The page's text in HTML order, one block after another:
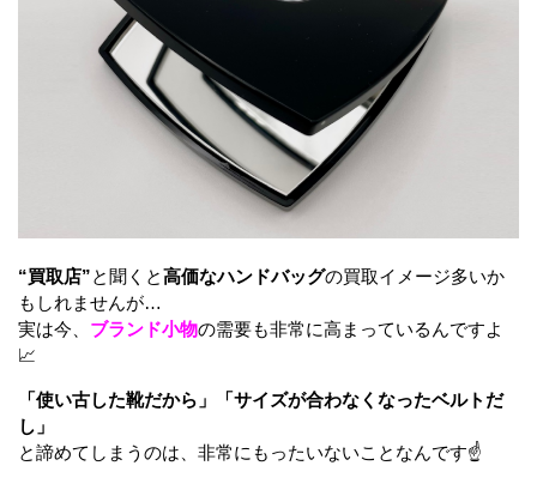
“買取店”と聞くと高価なハンドバッグの買取イメージ多いか
もしれませんが…
実は今、 ブランド小物の需要も非常に高まっているんですよ
📈
「使い古した靴だから」「サイズが合わなくなったベルトだ
し」
と諦めてしまうのは、非常にもったいないことなんです☝️